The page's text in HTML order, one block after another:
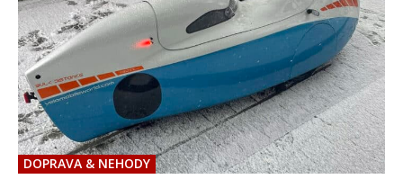
DOPRAVA & NEHODY